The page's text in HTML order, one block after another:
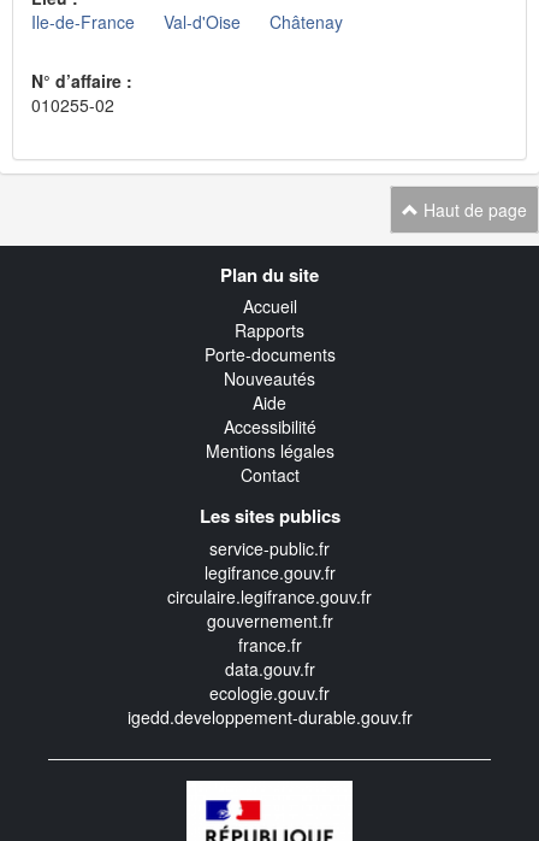
Ile-de-France
Val-d'Oise Châtenay
N° d’affaire :
010255-02
Haut de page
Plan du site
Accueil
Rapports
Porte-documents
Nouveautés
Aide
Accessibilité
Mentions légales
Contact
Les sites publics
service-public.fr
legifrance.gouv.fr
circulaire.legifrance.gouv.fr
gouvernement.fr
france.fr
data.gouv.fr
ecologie.gouv.fr
igedd.developpement-durable.gouv.fr